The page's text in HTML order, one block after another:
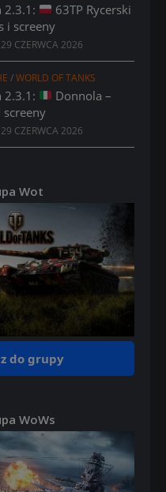
2.3.1:
63TP Rycerski
i screeny
CZERWCA 2026
/WORLD OF TANKS
2.3.1:
Donnola –
screeny
CZERWCA 2026
Wot
do grupy
WoWs